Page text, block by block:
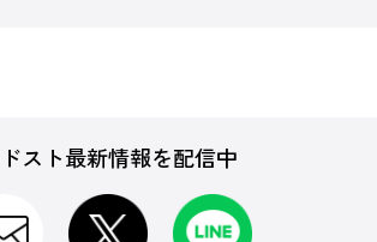
スト最新情報を配信中